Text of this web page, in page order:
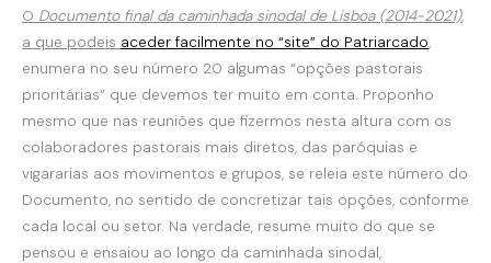
O Documento final da caminhada sinodal de Lisboa (2014-2021),
a que podeis aceder facilmente no “site” do Patriarcado
enumera no seu número 20 algumas “opções pastorais
prioritárias” que devemos ter muito em conta. Proponho
mesmo que nas reuniões que fizermos nesta altura com os
colaboradores pastorais mais diretos, das paróquias e
vigararias aos movimentos e grupos, se releia este número do
Documento, no sentido de concretizar tais opções, conforme
cada local ou setor. Na verdade, resume muito do que se
pensou e ensaiou ao longo da caminhada sinodal,